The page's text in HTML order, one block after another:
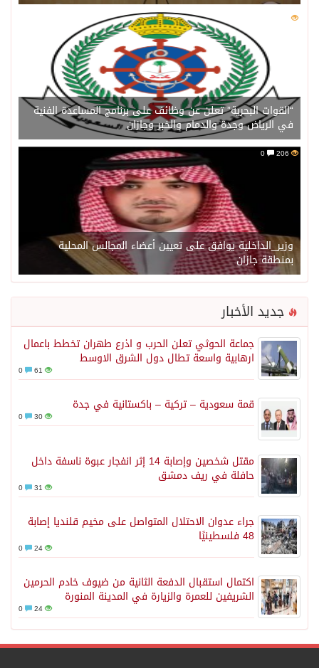
208
“القوات البحرية” تعلن عن وظائف على برنامج المساعدة الفنية
في الرياض وجدة والدمام والخبر وجازان
206
وزير_الداخلية يوافق على تعيين أعضاء المجالس المحلية
بمنطقة جازان
جديد الأخبار
جماعة الحوثي تعلن الحرب و اذرع طهران تخطط باعمال
ارهابية واسعة تطال دول الشرق الاوسط
61
قمة سعودية – تركية – باكستانية في جدة
30
مقتل شخصين وإصابة 14 إثر انفجار عبوة ناسفة داخل
حافلة في ريف دمشق
31
جراء عدوان الاحتلال المتواصل على مخيم قلنديا إصابة
48 فلسطينيًا
24
اكتمال استقبال الدفعة الثانية من ضيوف خادم الحرمين
الشريفين للعمرة والزيارة في المدينة المنورة
24